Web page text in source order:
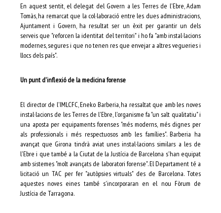
En aquest sentit, el delegat del Govern a les Terres de l'Ebre, Adam
Tomàs, ha remarcat que la col·laboració entre les dues administracions,
Ajuntament i Govern, ha resultat ser un èxit per garantir un dels
serveis que "reforcen la identitat del territori" i ho fa "amb instal·lacions
modernes, segures i que no tenen res que envejar a altres vegueries i
llocs dels país".
Un punt d'inflexió de la medicina forense
El director de l'IMLCFC, Eneko Barberia, ha ressaltat que amb les noves
instal·lacions de les Terres de l'Ebre, l'organisme fa "un salt qualitatiu" i
una aposta per equipaments forenses "més moderns, més dignes per
als professionals i més respectuosos amb les famílies". Barberia ha
avançat que Girona tindrà aviat unes instal·lacions similars a les de
l'Ebre i que també a la Ciutat de la Justícia de Barcelona s'han equipat
amb sistemes "molt avançats de laboratori forense". El Departament té a
licitació un TAC per fer "autòpsies virtuals" des de Barcelona. Totes
aquestes noves eines també s'incorporaran en el nou Fòrum de
Justícia de Tarragona.